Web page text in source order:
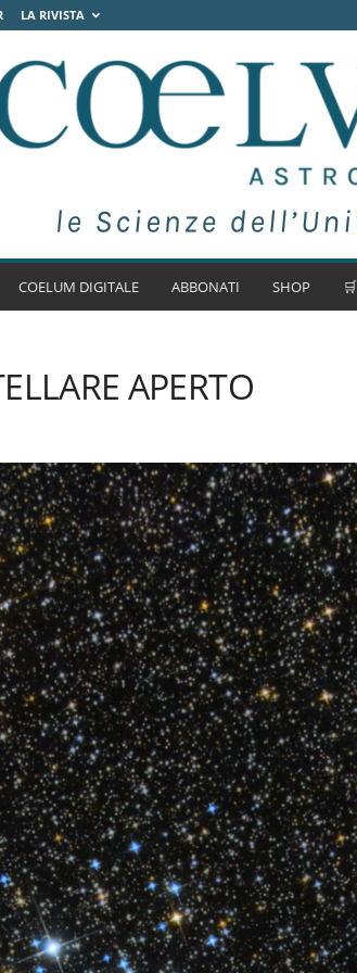
LA RIVISTA
COELUM DIGITALE ABBONATI SHOP 🛒
APERTO